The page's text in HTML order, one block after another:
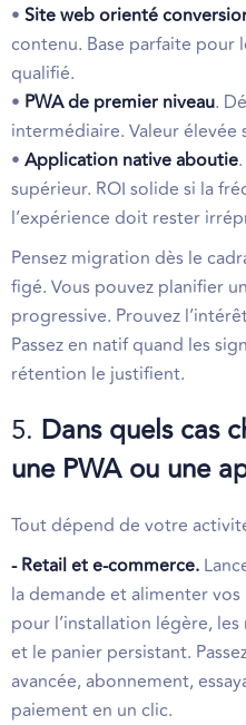
• Site web orienté
contenu. Base parfaite
qualifié.
• PWA de premier niveau.
intermédiaire. Valeur élevée
• Application native aboutie
supérieur. ROI solide si la
l’expérience doit rester
Pensez migration dès le
figé. Vous pouvez planifier
progressive. Prouvez
Passez en natif quand les
rétention le justifient.
5. Dans quels cas
une PWA ou une
Tout dépend de votre
- Retail et e-commerce.
la demande et alimenter
pour l’installation légère,
et le panier persistant.
avancée, abonnement,
paiement en un clic.